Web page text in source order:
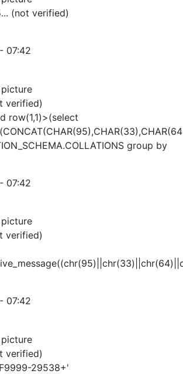
(not verified)
07:42
verified)
row(1,1)>(select
group by
07:42
verified)
07:42
verified)
29538+'